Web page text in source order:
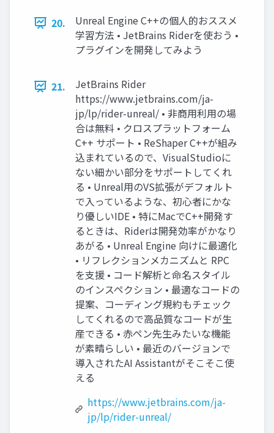
20.
Unreal Engine C++の個人的おススメ
学習方法 • JetBrains Riderを使おう •
プラグインを開発してみよう
21.
JetBrains Rider
https://www.jetbrains.com/ja-
jp/lp/rider-unreal/ • 非商用利用の場
合は無料 • クロスプラットフォーム
C++ サポート • ReShaper C++が組み
込まれているので、VisualStudioに
ない細かい部分をサポートしてくれ
る • Unreal用のVS拡張がデフォルト
で入っているような、初心者にかな
り優しいIDE • 特にMacでC++開発す
るときは、Riderは開発効率がかなり
あがる • Unreal Engine 向けに最適化
• リフレクションメカニズムと RPC
を支援 • コード解析と命名スタイル
のインスペクション • 最適なコードの
提案、コーディング規約もチェック
してくれるので高品質なコードが生
産できる • 赤ペン先生みたいな機能
が素晴らしい • 最近のバージョンで
導入されたAI Assistantがそこそこ使
える
https://www.jetbrains.com/ja-
jp/lp/rider-unreal/